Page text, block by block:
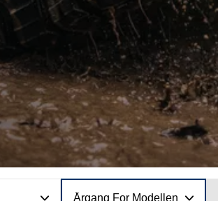
Årgang For Modellen